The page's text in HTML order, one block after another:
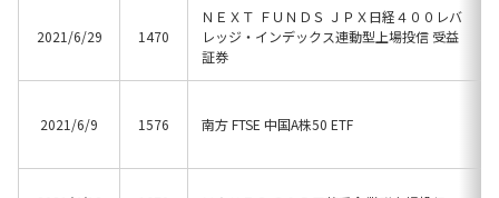
2021/6/29 1470
ＮＥＸＴ ＦＵＮＤＳ ＪＰＸ日経４００レバ
レッジ・インデックス連動型上場投信 受益
証券
2021/6/9 1576 南方 FTSE 中国A株50 ETF